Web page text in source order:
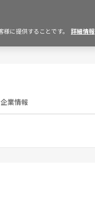
企業情報
に提供することです。 詳細情報